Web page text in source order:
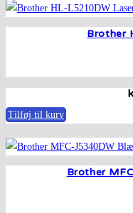
Brother
Tilføj til kurv
Brother